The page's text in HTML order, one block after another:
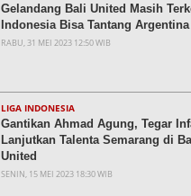
Gelandang Bali United Masih
Indonesia Bisa Tantang Argentina
RABU, 31 MEI 2023 12:50 WIB
LIGA INDONESIA
Gantikan Ahmad Agung, Tegar
Lanjutkan Talenta Semarang di
United
SENIN, 15 MEI 2023 18:30 WIB